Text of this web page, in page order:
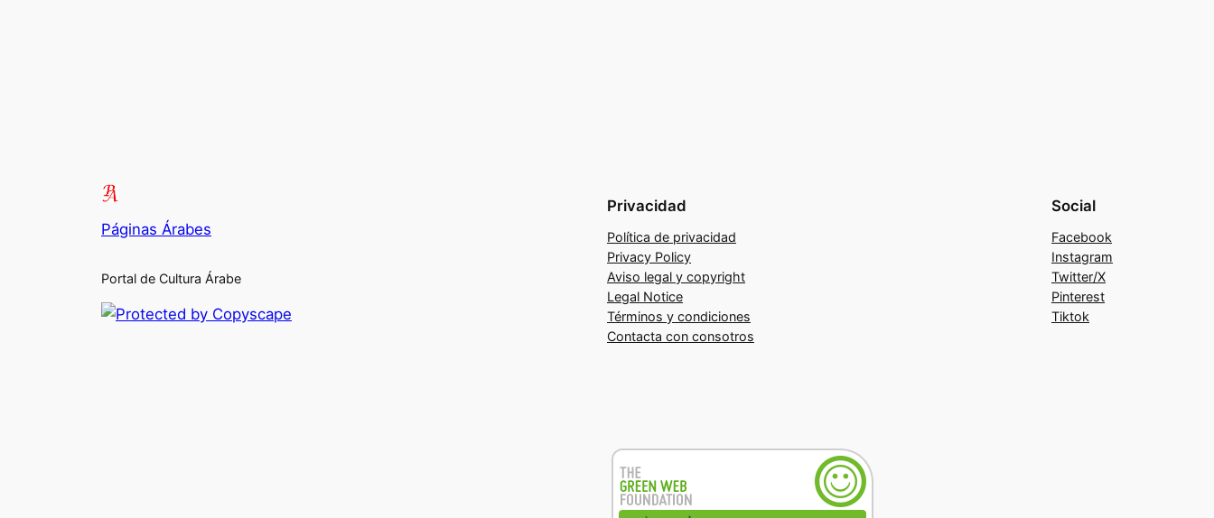
Páginas Árabes
Portal de Cultura Árabe
Privacidad
Política de privacidad
Privacy Policy
Aviso legal y copyright
Legal Notice
Términos y condiciones
Contacta con consotros
Social
Facebook
Instagram
Twitter/X
Pinterest
Tiktok